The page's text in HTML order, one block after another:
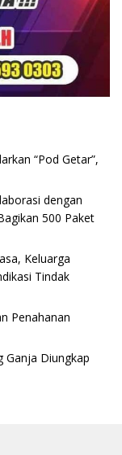
“Pod Getar”,
dengan
500 Paket
Keluarga
Tindak
Penahanan
Ganja Diungkap